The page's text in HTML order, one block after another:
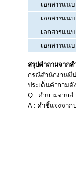
เอกสารแน
เอกสารแนบ
เอกสารแน
เอกสารแน
สรุปคำถามจากส
กรณีสำนักงานมี
ประเด็นคำถามดั
Q : คำถามจากส
A : คำชี้แจงจาก